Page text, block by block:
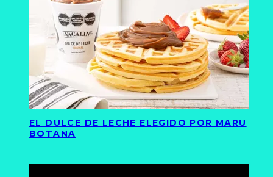
EL DULCE DE LECHE ELEGIDO POR MARU
BOTANA